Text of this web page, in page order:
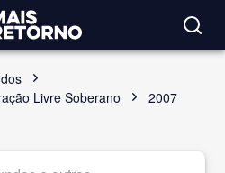
Livre Soberano
2007